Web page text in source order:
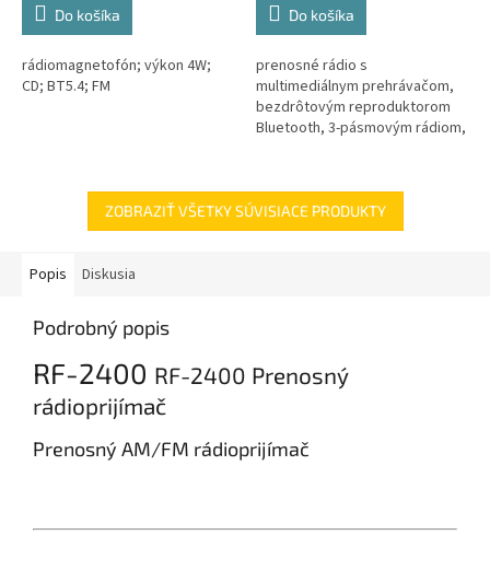
Do košíka
rádiomagnetofón; výkon 4W;
CD; BT5.4; FM
Do košíka
prenosné rádio s
multimediálnym prehrávačom,
bezdrôtovým reproduktorom
Bluetooth, 3-pásmovým rádiom,
ZOBRAZIŤ VŠETKY SÚVISIACE PRODUKTY
Popis Diskusia
Podrobný popis
RF-2400 RF-2400 Prenosný
rádioprijímač
Prenosný AM/FM rádioprijímač